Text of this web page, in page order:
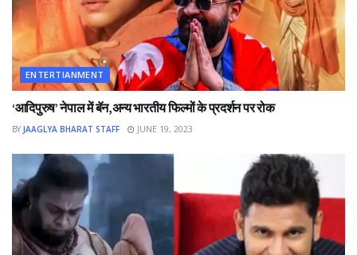
ENTERTIANMENT
‘आदिपुरुष’ नेपाल में बॅन,अन्य भारतीय फिल्मों के प्रदर्शन पर रोक
BY JAAGLYA BHARAT STAFF JUNE 19, 2023